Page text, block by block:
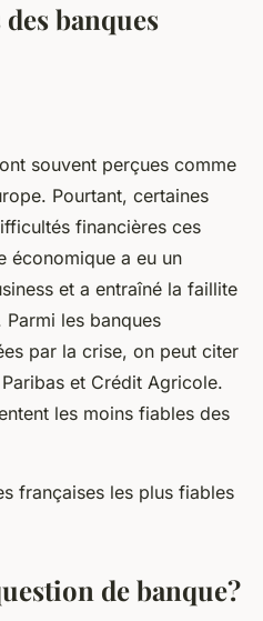
banques
souvent perçues comme
Pourtant, certaines
financières ces
économique a eu un
et a entraîné la faillite
les banques
par la crise, on peut citer
et Crédit Agricole.
les moins fiables des
de banque?